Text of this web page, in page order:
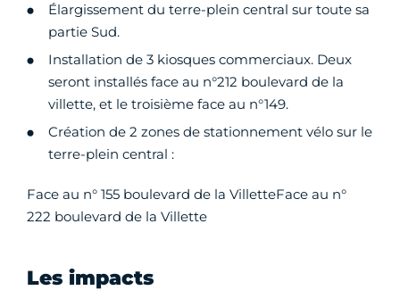
Élargissement du terre-plein central sur toute sa
partie Sud.
Installation de 3 kiosques commerciaux. Deux
seront installés face au n°212 boulevard de la
villette, et le troisième face au n°149.
Création de 2 zones de stationnement vélo sur le
terre-plein central :
Face au n° 155 boulevard de la VilletteFace au n°
222 boulevard de la Villette
Les impacts